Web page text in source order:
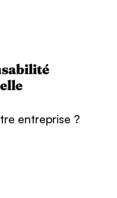
entreprise ?